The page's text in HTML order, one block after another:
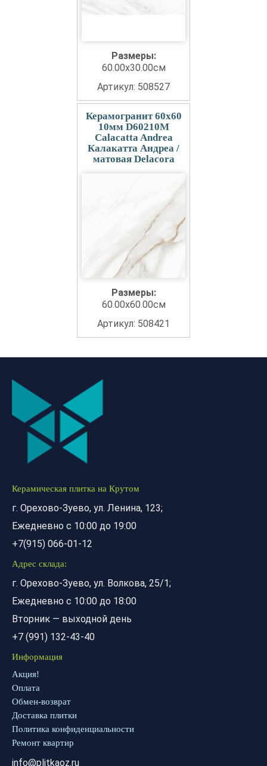
Размеры:
60.00x30.00см
Артикул: 508527
Керамогранит 60x60
10мм D60210M
Calacatta Andrea
Калакатта Андреа /
матовая Delacora
Размеры:
60.00x60.00см
Артикул: 508421
Керамическая плитка на Крутом
г. Орехово-Зуево, ул. Ленина, 123;
Ежедневно с 10:00 до 19:00
+7(915) 066-01-12
Адрес склада:
г. Орехово-Зуево, ул. Волкова, 25/1;
Ежедневно с 10:00 до 18:00
Вторник — выходной день
+7 (991) 132-43-40
Информация
Акция!
Оплата
Обмен-возврат
Доставка плитки
Политика конфиденциальности
Ремонт квартир
info@plitkaoz.ru